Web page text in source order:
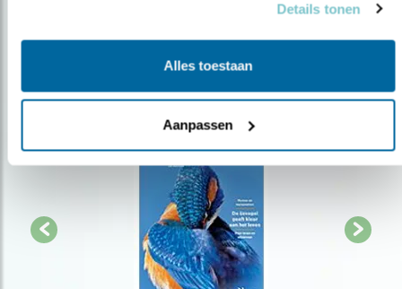
Details tonen
Alles toestaan
Aanpassen